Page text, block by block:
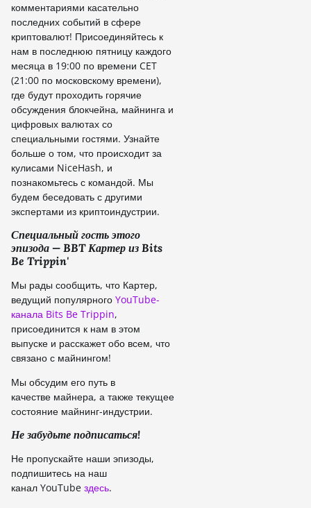
комментариями касательно
последних событий в сфере
криптовалют! Присоединяйтесь к
нам в последнюю пятницу каждого
месяца в 19:00 по времени CET
(21:00 по московскому времени),
где будут проходить горячие
обсуждения блокчейна, майнинга и
цифровых валютах со
специальными гостями. Узнайте
больше о том, что происходит за
кулисами NiceHash, и
познакомьтесь с командой. Мы
будем беседовать с другими
экспертами из криптоиндустрии.
Специальный гость этого
эпизода — BBT Картер из Bits
Be Trippin'
Мы рады сообщить, что Картер,
ведущий популярного YouTube-
канала Bits Be Trippin,
присоединится к нам в этом
выпуске и расскажет обо всем, что
связано с майнингом!
Мы обсудим его путь в
качестве майнера, а также текущее
состояние майнинг-индустрии.
Не забудьте подписаться!
Не пропускайте наши эпизоды,
подпишитесь на наш
канал YouTube здесь.